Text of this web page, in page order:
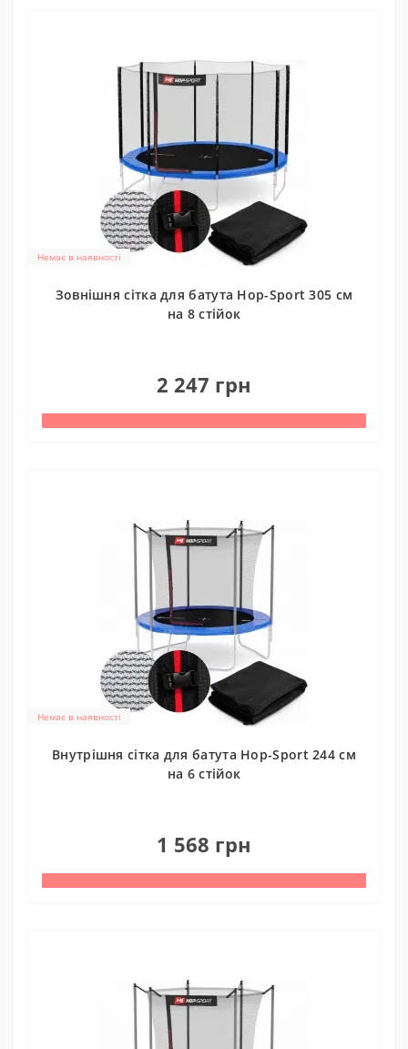
Немає в наявності
Зовнішня сітка для батута Hop-Sport 305 см
на 8 стійок
2 247 грн
Немає в наявності
Внутрішня сітка для батута Hop-Sport 244 см
на 6 стійок
1 568 грн